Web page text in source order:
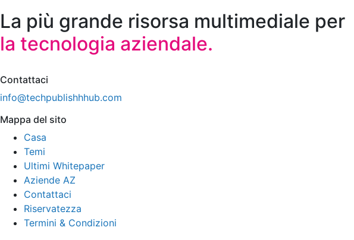
La più grande risorsa multimediale per
la tecnologia aziendale.
Contattaci
info@techpublishhhub.com
Mappa del sito
Casa
Temi
Ultimi Whitepaper
Aziende AZ
Contattaci
Riservatezza
Termini & Condizioni